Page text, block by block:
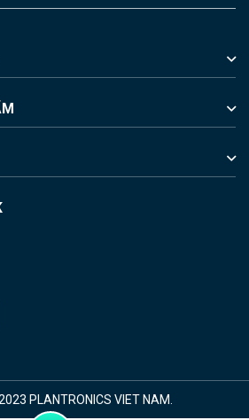
PLANTRONICS VIET NAM.